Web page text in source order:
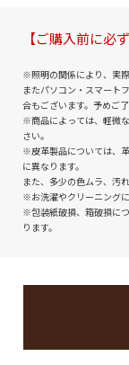
【ご購入前に必
※照明の関係により、実
またパソコン・スマート
合もございます。予めご了
※商品によっては、軽微
さい。
※皮革製品については、
に異なります。
また、多少の色ムラ、汚
※お洗濯やクリーニング
※包装紙破損、箱破損に
ります。